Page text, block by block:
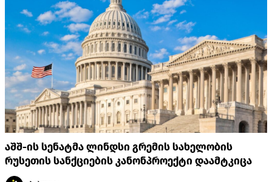
აშშ-ის სენატმა ლინდსი გრემის სახელობის
რუსეთის სანქციების კანონპროექტი დაამტკიცა